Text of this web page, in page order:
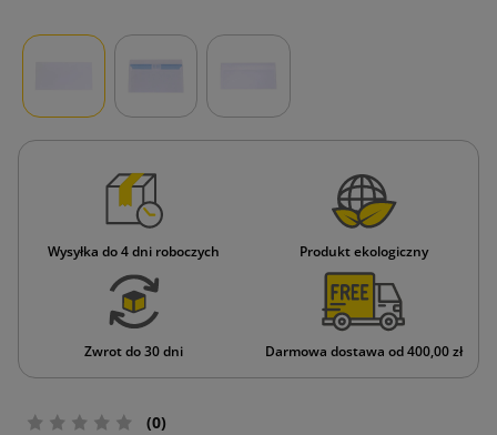
Wysyłka do 4 dni roboczych Produkt ekologiczny
Zwrot do 30 dni Darmowa dostawa od 400,00 zł
(0)